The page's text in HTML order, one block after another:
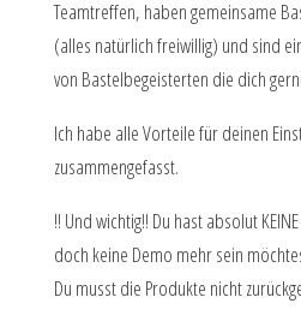
Teamtreffen, haben gemeinsame
(alles natürlich freiwillig) und sind
von Bastelbegeisterten die dich
Ich habe alle Vorteile für deinen
zusammengefasst.
!! Und wichtig!! Du hast absolut
doch keine Demo mehr sein
Du musst die Produkte nicht